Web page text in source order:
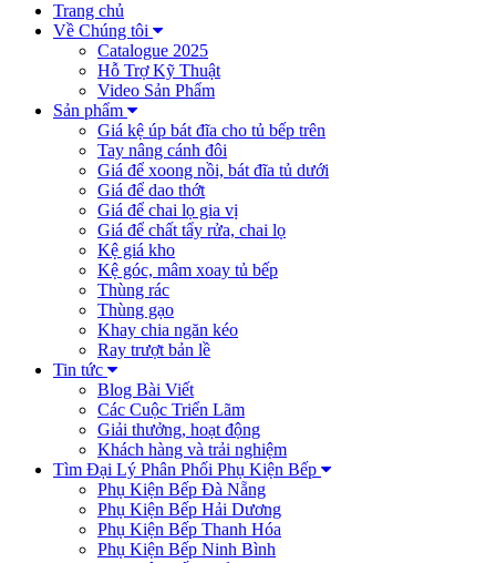
Trang chủ
Về Chúng tôi
Catalogue 2025
Hỗ Trợ Kỹ Thuật
Video Sản Phẩm
Sản phẩm
Giá kệ úp bát đĩa cho tủ bếp trên
Tay nâng cánh đôi
Giá để xoong nồi, bát đĩa tủ dưới
Giá để dao thớt
Giá để chai lọ gia vị
Giá để chất tẩy rửa, chai lọ
Kệ giá kho
Kệ góc, mâm xoay tủ bếp
Thùng rác
Thùng gạo
Khay chia ngăn kéo
Ray trượt bản lề
Tin tức
Blog Bài Viết
Các Cuộc Triển Lãm
Giải thưởng, hoạt động
Khách hàng và trải nghiệm
Tìm Đại Lý Phân Phối Phụ Kiện Bếp
Phụ Kiện Bếp Đà Nẵng
Phụ Kiện Bếp Hải Dương
Phụ Kiện Bếp Thanh Hóa
Phụ Kiện Bếp Ninh Bình